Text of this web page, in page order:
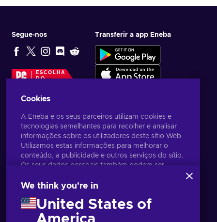
Segue-nos
ESCOLHA
DO
Transferir a app Eneba
Cookies
A Eneba e os seus parceiros utilizam cookies e
tecnologias semelhantes para recolher e analisar
informações sobre os utilizadores deste sítio Web.
Utilizamos estas informações para melhorar o
conteúdo, a publicidade e outros serviços do sítio.
Os seus dados pessoais também podem ser
Ao clicar em 'Aceitar tudo', está a consentir a
seus parceiros. Pode ajustar o seu consentimento
clicando em 'Personalizar'.
We think you're in
United States of